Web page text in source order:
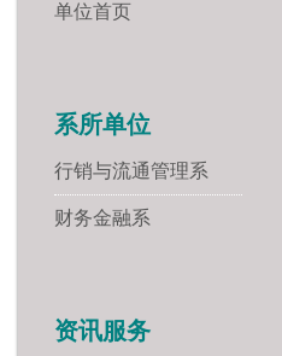
单位首页
系所单位
行销与流通管理系
财务金融系
资讯服务